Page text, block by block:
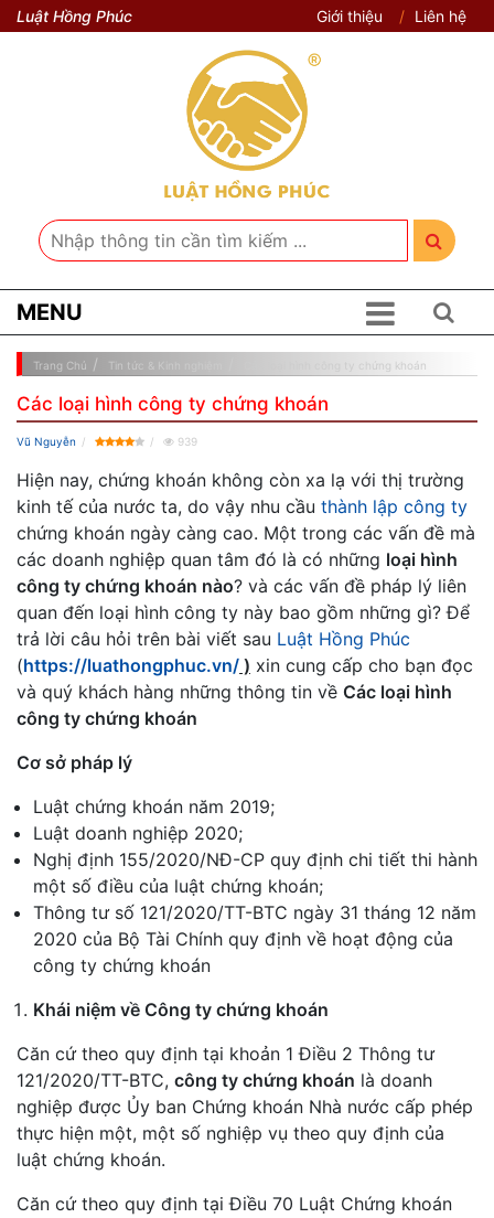
Luật Hồng Phúc Giới thiệu Liên hệ
MENU
Trang Chủ Tin tức & Kinh nghiệm Các loại hình công ty chứng khoán
Các loại hình công ty chứng khoán
Vũ Nguyễn 939
Hiện nay, chứng khoán không còn xa lạ với thị trường
kinh tế của nước ta, do vậy nhu cầu thành lập công ty
chứng khoán ngày càng cao. Một trong các vấn đề mà
các doanh nghiệp quan tâm đó là có những loại hình
công ty chứng khoán nào? và các vấn đề pháp lý liên
quan đến loại hình công ty này bao gồm những gì? Để
trả lời câu hỏi trên bài viết sau Luật Hồng Phúc
(https://luathongphuc.vn/ ) xin cung cấp cho bạn đọc
và quý khách hàng những thông tin về Các loại hình
công ty chứng khoán
Cơ sở pháp lý
Luật chứng khoán năm 2019;
Luật doanh nghiệp 2020;
Nghị định 155/2020/NĐ-CP quy định chi tiết thi hành
một số điều của luật chứng khoán;
Thông tư số 121/2020/TT-BTC ngày 31 tháng 12 năm
2020 của Bộ Tài Chính quy định về hoạt động của
công ty chứng khoán
Khái niệm về Công ty chứng khoán
Căn cứ theo quy định tại khoản 1 Điều 2 Thông tư
121/2020/TT-BTC, công ty chứng khoán là doanh
nghiệp được Ủy ban Chứng khoán Nhà nước cấp phép
thực hiện một, một số nghiệp vụ theo quy định của
luật chứng khoán.
Căn cứ theo quy định tại Điều 70 Luật Chứng khoán